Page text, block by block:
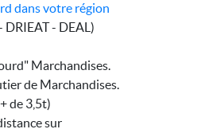
dans votre région
DRIEAT - DEAL)
Marchandises.
de Marchandises.
de 3,5t)
sur